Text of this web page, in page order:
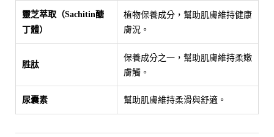
靈芝萃取（Sachitin醣
丁體）
植物保養成分，幫助肌膚維持健康
膚況。
胜肽
保養成分之一，幫助肌膚維持柔嫩
膚觸。
尿囊素 幫助肌膚維持柔滑與舒適。